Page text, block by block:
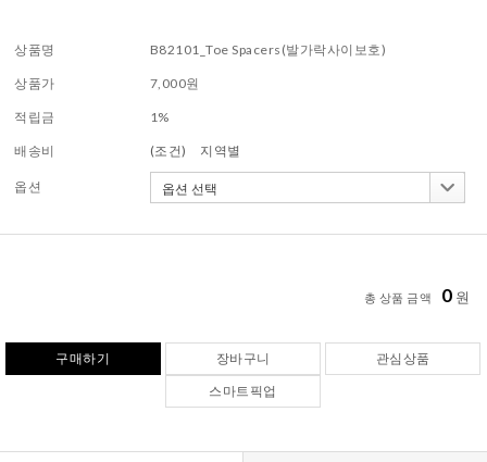
상품명 B82101_Toe Spacers(발가락사이보호)
상품가 7,000원
적립금 1%
배송비 (조건) 지역별
옵션
총 상품 금액 0 원
구매하기 장바구니
관심상품
스마트픽업